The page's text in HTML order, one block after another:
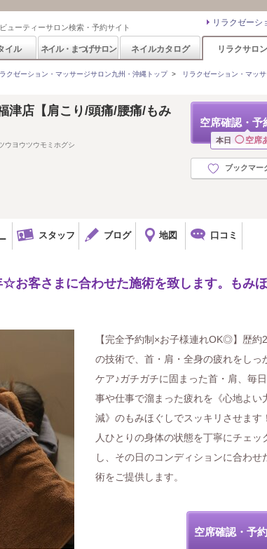
ューティーサロン検索・予約サイト リラクゼーシ
イル ネイル・まつげサロン ネイルカタログ リラクサロン
クゼーション・マッサージサロン九州・沖縄トップ> リラクゼーション・マッ
空席確認・予
本日 ◯ 空席
ブックマー
津店【肩こり/頭痛/腰痛/もみ
ウヨウツウモミホグシ
スタッフ ブログ 地図 口コミ
お客さまに合わせた施術を致します。もみ
【完全予約制×お子様連れOK◎】歴約
の技術で、首・肩・全身の疲れをしっ
ケア♪ガチガチに固まった首・肩、毎
事や仕事で溜まった疲れを《心地よい
減》のもみほぐしでスッキリさせます
人ひとりの身体の状態を丁寧にチェッ
し、その日のコンディションに合わせ
術をご提供します。
空席確認・予